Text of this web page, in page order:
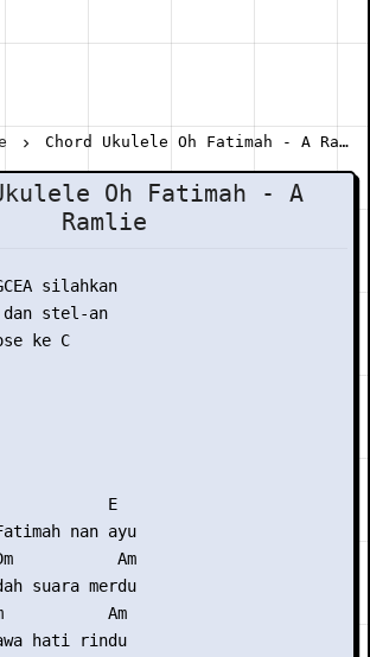
Chord Ukulele Oh Fatimah - A Ramlie
Oh Fatimah - A
Ramlie
silahkan
dan stel-an
ke C
E
nan ayu
Am
suara merdu
Am
hati rindu